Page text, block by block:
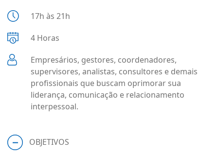
17h às 21h
4 Horas
Empresários, gestores, coordenadores,
supervisores, analistas, consultores e demais
profissionais que buscam oprimorar sua
liderança, comunicação e relacionamento
interpessoal.
OBJETIVOS